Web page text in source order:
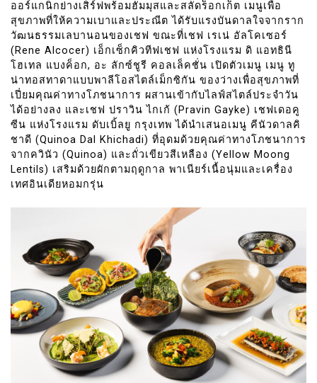
ออร์แกนิกย่างเสิร์ฟพร้อมฮัมมุสและสลัดร็อกเก็ต เมนูเพื่อ
สุขภาพที่ให้ความเบาและประณีต ได้รับแรงบันดาลใจจากราก
วัฒนธรรมเลบานอนของเชฟ ขณะที่เชฟ เรเน่ อัลโคเซอร์
(Rene Alcocer) เอ็กเซ็กคิวทีฟเชฟ แห่งโรงแรม ดิ แอทธินี
โฮเทล แบงค็อก, อะ ลักซ์ชูรี คอลเล็คชั่น เปิดตัวเมนู เมนู ทู
น่าทอสทาดาแบบพาลีโอสไตล์เม็กซิกัน ของว่างเพื่อสุขภาพที่
เปี่ยมคุณค่าทางโภชนาการ ผสานเข้ากับไลฟ์สไตล์ประจำวัน
ได้อย่างลง และเชฟ ปราวิน ไกเก้ (Pravin Gayke) เชฟเดอคู
ซีน แห่งโรงแรม ดับเบิ้ลยู กรุงเทพ ได้นำเสนอเมนู คีนัวดาลคิ
ชาดี (Quinoa Dal Khichadi) ที่อุดมด้วยคุณค่าทางโภชนาการ
จากควินัว (Quinoa) และถั่วเขียวสีเหลือง (Yellow Moong
Lentils) เสริมด้วยผักตามฤดูกาล พาเนียร์เนื้อนุ่มและเครื่อง
เทศอินเดียหอมกรุ่น